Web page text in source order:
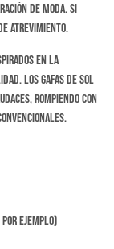
de moda. Si
atrevimiento.
en la
Los gafas de sol
rompiendo con
ejemplo)